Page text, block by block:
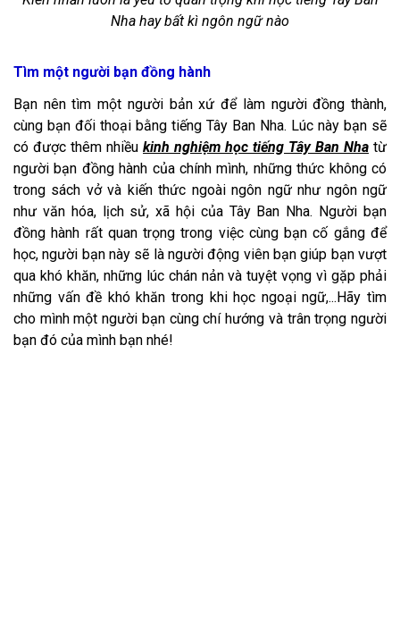
Nha hay bất kì ngôn ngữ nào
Tìm một người bạn đồng hành
Bạn nên tìm một người bản xứ để làm người đồng thành,
cùng bạn đối thoại bằng tiếng Tây Ban Nha. Lúc này bạn sẽ
có được thêm nhiều kinh nghiệm học tiếng Tây Ban Nha từ
người bạn đồng hành của chính mình, những thức không có
trong sách vở và kiến thức ngoài ngôn ngữ như ngôn ngữ
như văn hóa, lịch sử, xã hội của Tây Ban Nha. Người bạn
đồng hành rất quan trọng trong việc cùng bạn cố gắng để
học, người bạn này sẽ là người động viên bạn giúp bạn vượt
qua khó khăn, những lúc chán nản và tuyệt vọng vì gặp phải
những vấn đề khó khăn trong khi học ngoại ngữ,...Hãy tìm
cho mình một người bạn cùng chí hướng và trân trọng người
bạn đó của mình bạn nhé!